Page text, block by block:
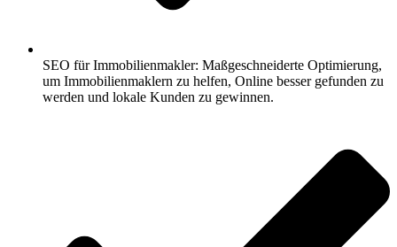
SEO für Immobilienmakler: Maßgeschneiderte Optimierung,
um Immobilienmaklern zu helfen, Online besser gefunden zu
werden und lokale Kunden zu gewinnen.